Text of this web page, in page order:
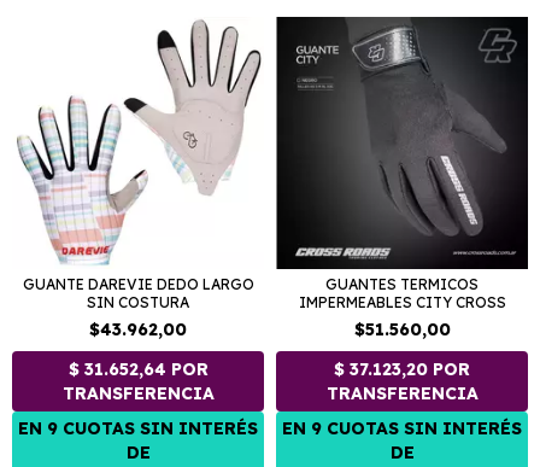
GUANTE DAREVIE DEDO LARGO
SIN COSTURA
$43.962,00
GUANTES TERMICOS
IMPERMEABLES CITY CROSS
$51.560,00